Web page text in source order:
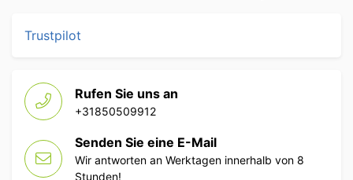
Trustpilot
Rufen Sie uns an
+31850509912
Senden Sie eine E-Mail
Wir antworten an Werktagen innerhalb von 8
Stunden!